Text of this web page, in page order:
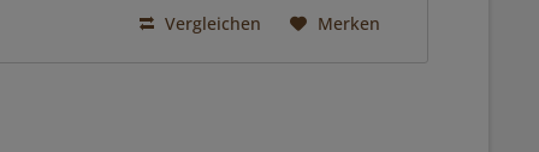
Das...Vergleichen Merken